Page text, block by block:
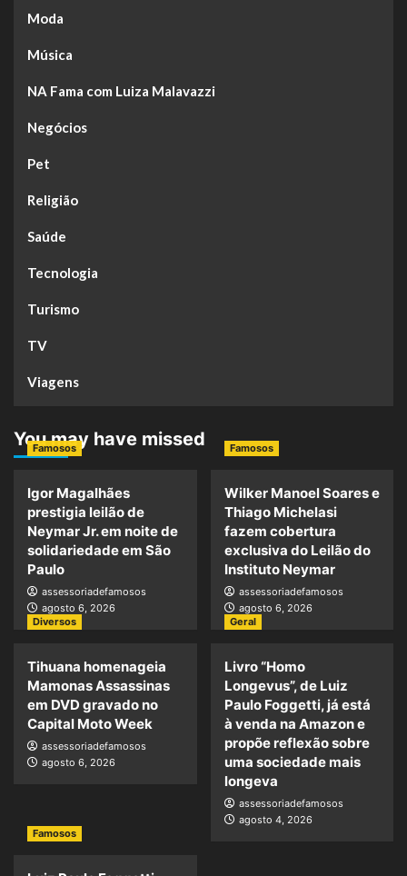
Moda
Música
NA Fama com Luiza Malavazzi
Negócios
Pet
Religião
Saúde
Tecnologia
Turismo
TV
Viagens
You may have missed
Famosos
Igor Magalhães
prestigia leilão de
Neymar Jr. em noite de
solidariedade em São
Paulo
assessoriadefamosos
agosto 6, 2026
Famosos
Wilker Manoel Soares e
Thiago Michelasi
fazem cobertura
exclusiva do Leilão do
Instituto Neymar
assessoriadefamosos
agosto 6, 2026
Diversos
Tihuana homenageia
Mamonas Assassinas
em DVD gravado no
Capital Moto Week
assessoriadefamosos
agosto 6, 2026
Geral
Livro “Homo
Longevus”, de Luiz
Paulo Foggetti, já está
à venda na Amazon e
propõe reflexão sobre
uma sociedade mais
longeva
assessoriadefamosos
agosto 4, 2026
Famosos